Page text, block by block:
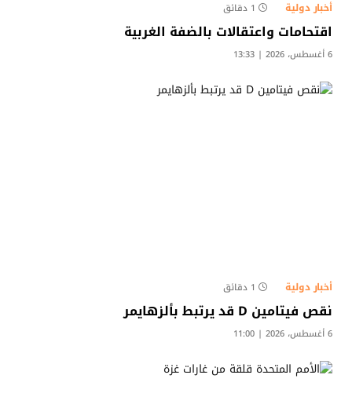
أخبار دولية 1 دقائق
اقتحامات واعتقالات بالضفة الغربية
6 أغسطس، 2026 | 13:33
أخبار دولية 1 دقائق
نقص فيتامين D قد يرتبط بألزهايمر
6 أغسطس، 2026 | 11:00